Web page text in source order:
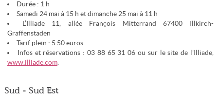
Durée : 1 h
Samedi 24 mai à 15 h et dimanche 25 mai à 11 h
L’Illiade 11, allée François Mitterrand 67400 Illkirch-
Graffenstaden
Tarif plein : 5.50 euros
Infos et réservations : 03 88 65 31 06 ou sur le site de l'Illiade,
www.illiade.com.
Sud - Sud Est